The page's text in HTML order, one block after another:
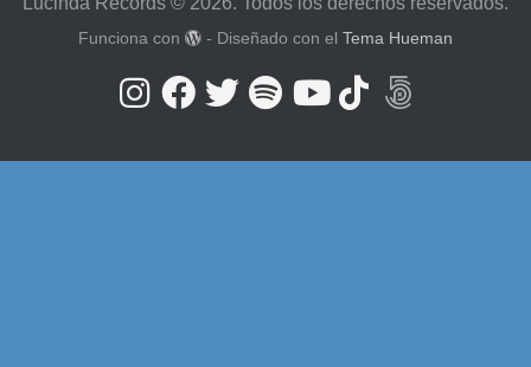
Funciona con - Diseñado con el Tema Hueman